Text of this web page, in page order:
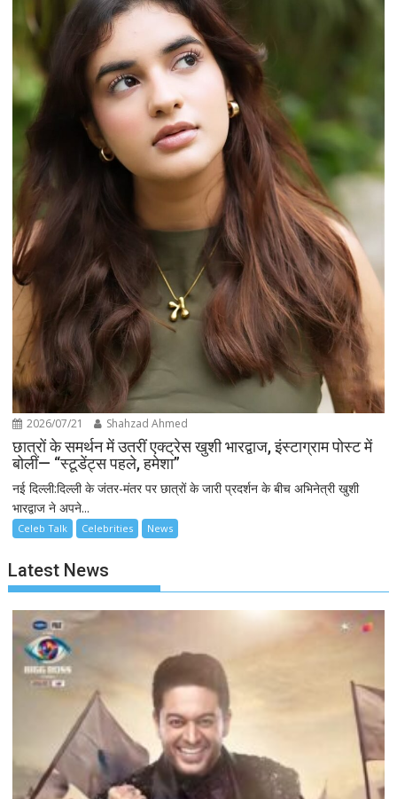
2026/07/21 Shahzad Ahmed
छात्रों के समर्थन में उतरीं एक्ट्रेस खुशी भारद्वाज, इंस्टाग्राम पोस्ट में
बोलीं— “स्टूडेंट्स पहले, हमेशा”
नई दिल्ली:दिल्ली के जंतर-मंतर पर छात्रों के जारी प्रदर्शन के बीच अभिनेत्री खुशी
भारद्वाज ने अपने...
Celeb Talk Celebrities News
Latest News